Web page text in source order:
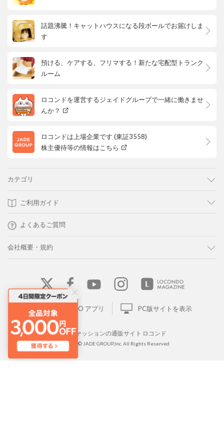
話題沸騰！キャットハウスになる段ボールでお届けしま
す
預ける、ケアする、フリマする！新たな宅配型トランク
ルーム
ロコンドを運営するジェイドグループで一緒に働きませ
んか？
ロコンドは上場企業です (東証3558)
株主優待等の情報はこちら
カテゴリ
ご利用ガイド
よくあるご質問
会社概要・規約
LOCONDO アプリ PC版サイトを表示
靴とファッションの通販サイト ロコンド
Copyright © JADE GROUP,Inc. All Rights Reserved